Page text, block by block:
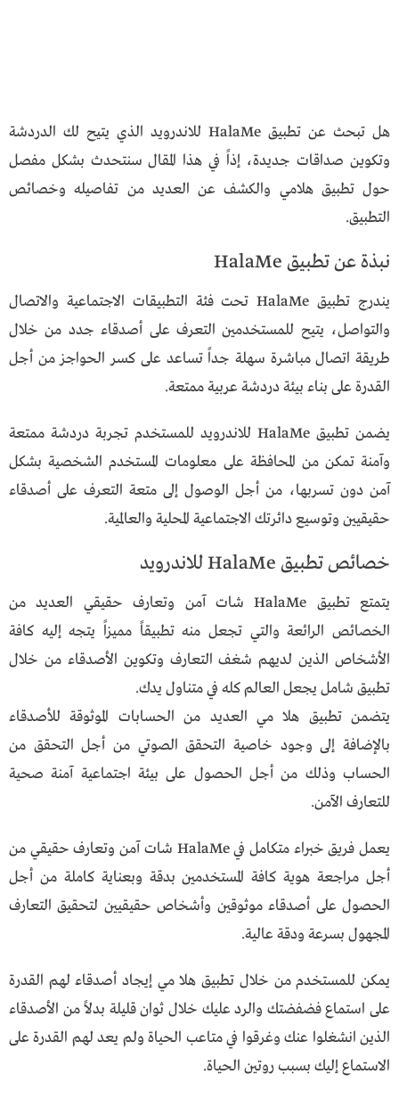
هل تبحث عن تطبيق HalaMe للاندرويد الذي يتيح لك الدردشة
وتكوين صداقات جديدة، إذاً في هذا المقال سنتحدث بشكل مفصل
حول تطبيق هلامي والكشف عن العديد من تفاصيله وخصائص
التطبيق.
نبذة عن تطبيق HalaMe
يندرج تطبيق HalaMe تحت فئة التطبيقات الاجتماعية والاتصال
والتواصل، يتيح للمستخدمين التعرف على أصدقاء جدد من خلال
طريقة اتصال مباشرة سهلة جداً تساعد على كسر الحواجز من أجل
القدرة على بناء بيئة دردشة عربية ممتعة.
يضمن تطبيق HalaMe للاندرويد للمستخدم تجربة دردشة ممتعة
وآمنة تمكن من المحافظة على معلومات المستخدم الشخصية بشكل
آمن دون تسربها، من أجل الوصول إلى متعة التعرف على أصدقاء
حقيقيين وتوسيع دائرتك الاجتماعية المحلية والعالمية.
خصائص تطبيق HalaMe للاندرويد
يتمتع تطبيق HalaMe شات آمن وتعارف حقيقي العديد من
الخصائص الرائعة والتي تجعل منه تطبيقاً مميزاً يتجه إليه كافة
الأشخاص الذين لديهم شغف التعارف وتكوين الأصدقاء من خلال
تطبيق شامل يجعل العالم كله في متناول يدك.
يتضمن تطبيق هلا مي العديد من الحسابات الموثوقة للأصدقاء
بالإضافة إلى وجود خاصية التحقق الصوتي من أجل التحقق من
الحساب وذلك من أجل الحصول على بيئة اجتماعية آمنة صحية
للتعارف الآمن.
يعمل فريق خبراء متكامل في HalaMe شات آمن وتعارف حقيقي من
أجل مراجعة هوية كافة المستخدمين بدقة وبعناية كاملة من أجل
الحصول على أصدقاء موثوقين وأشخاص حقيقيين لتحقيق التعارف
المجهول بسرعة ودقة عالية.
يمكن للمستخدم من خلال تطبيق هلا مي إيجاد أصدقاء لهم القدرة
على استماع فضفضتك والرد عليك خلال ثوان قليلة بدلاً من الأصدقاء
الذين انشغلوا عنك وغرقوا في متاعب الحياة ولم يعد لهم القدرة على
الاستماع إليك بسبب روتين الحياة.